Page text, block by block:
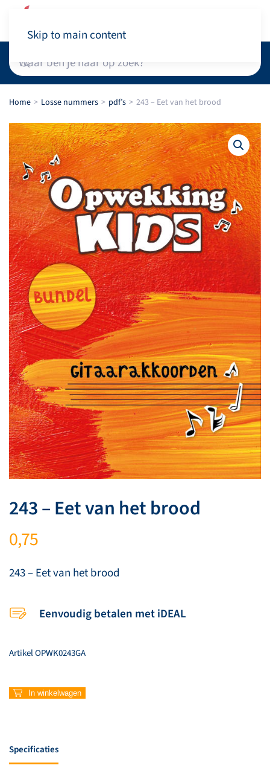
Skip to main content
Home Losse nummers pdf’s 243 – Eet van het brood
243 – Eet van het brood
0,75
243 – Eet van het brood
Eenvoudig betalen met iDEAL
ArtikelOPWK0243GA
243
het
brood
In winkelwagen
Specificaties